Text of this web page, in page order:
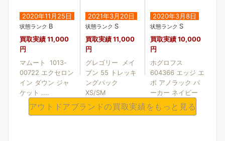
2020年11月25日
状態ランク B
買取実績11,000
円
マムート 1013-
00722 エクセロン
イン ダウン ジャ
ケット ....
2021年3月20日
状態ランク S
買取実績11,000
円
グレゴリー メイ
ブン 55 トレッキ
ングパック
XS/SM
2020年3月8日
状態ランク S
買取実績10,000
円
ホグロフス
604366 エッジ エ
ボ アノラック パ
ーカー ネイビー
系....
アウトドアブランドの買取実績をもっと見る